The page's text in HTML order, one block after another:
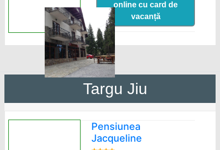
online cu card de
vacanță
Targu Jiu
Pensiunea
Jacqueline